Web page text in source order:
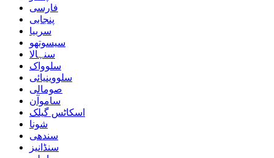
فارسی
پنجابی
سربیا
سیسوتھو
سنہالا
سلوواک
سلووینیائی
صومالی
ساموآن
اسکاٹس گیلک
شونا
سندھی
سنڈانیز